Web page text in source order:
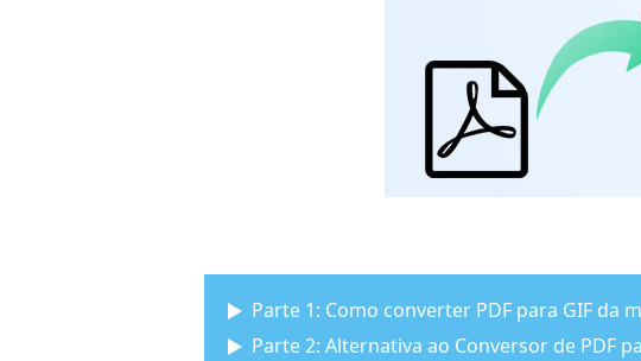
Parte 1: Como converter PDF para GIF da
Parte 2: Alternativa ao Conversor de PDF